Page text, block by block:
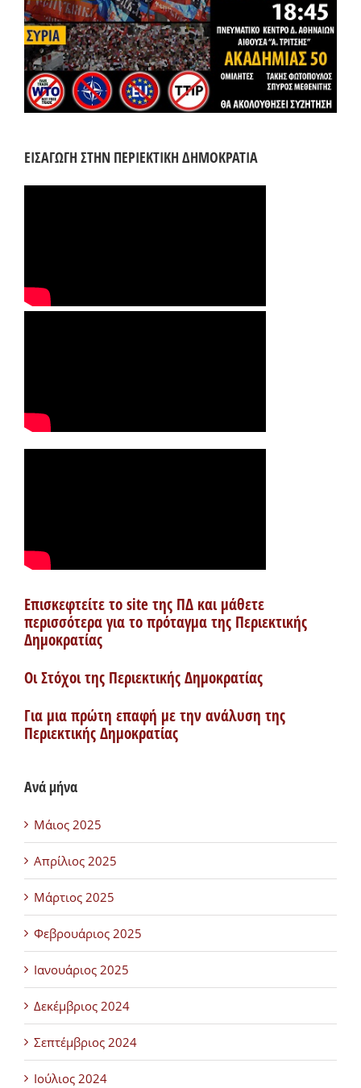
ΕΙΣΑΓΩΓΗ ΣΤΗΝ ΠΕΡΙΕΚΤΙΚΗ ΔΗΜΟΚΡΑΤΙΑ
Επισκεφτείτε το site της ΠΔ και μάθετε
περισσότερα για το πρόταγμα της Περιεκτικής
Δημοκρατίας
Οι Στόχοι της Περιεκτικής Δημοκρατίας
Για μια πρώτη επαφή με την ανάλυση της
Περιεκτικής Δημοκρατίας
Ανά μήνα
Μάιος 2025
Απρίλιος 2025
Μάρτιος 2025
Φεβρουάριος 2025
Ιανουάριος 2025
Δεκέμβριος 2024
Σεπτέμβριος 2024
Ιούλιος 2024